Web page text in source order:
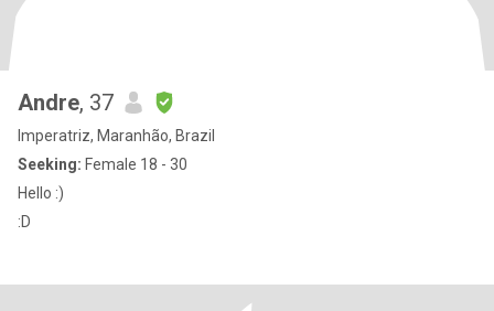
Andre, 37
Imperatriz, Maranhão, Brazil
Seeking: Female 18 - 30
Hello :)
:D